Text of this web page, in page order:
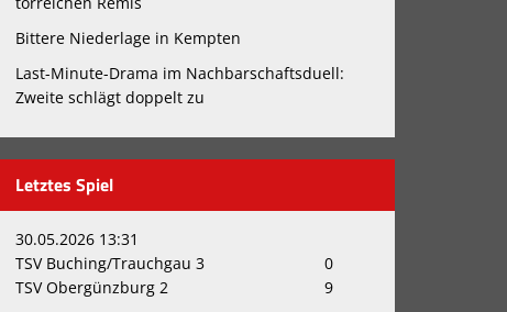
Bittere Niederlage in Kempten
Last-Minute-Drama im Nachbarschaftsduell:
Zweite schlägt doppelt zu
Letztes Spiel
30.05.2026 13:31
TSV Buching/Trauchgau 3
0
TSV Obergünzburg 2
9